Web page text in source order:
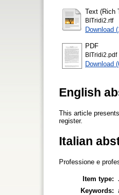
Text (Rich
BITridi2.rtf
Download
PDF
BITridi2.pdf
Download
English
This article
register.
Italian
Professione e
Item type:
Keywords: